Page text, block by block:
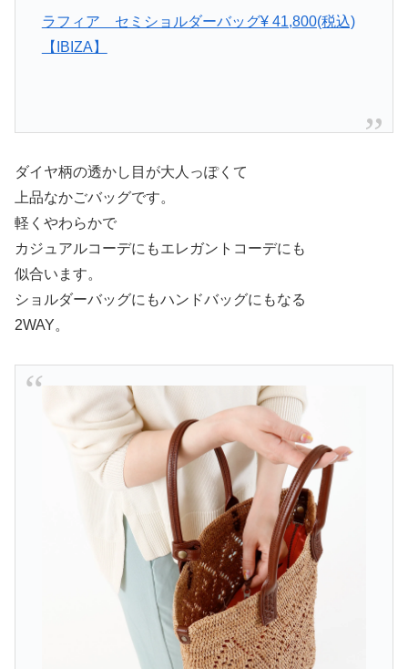
ラフィア セミショルダーバッグ¥ 41,800(税込)
【IBIZA】
ダイヤ柄の透かし目が大人っぽくて
上品なかごバッグです。
軽くやわらかで
カジュアルコーデにもエレガントコーデにも
似合います。
ショルダーバッグにもハンドバッグにもなる
2WAY。